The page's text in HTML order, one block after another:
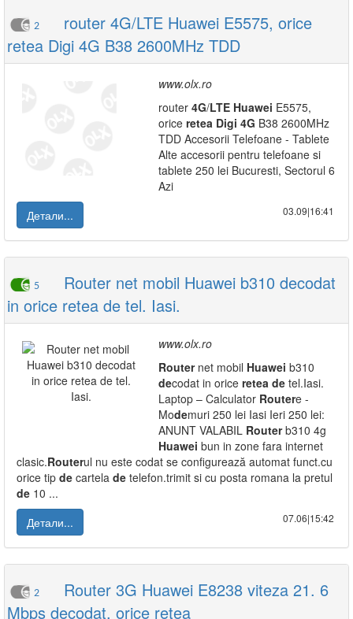
2
router 4G/LTE Huawei E5575, orice
retea Digi 4G B38 2600MHz TDD
www.olx.ro
router 4G/LTE Huawei E5575,
orice retea Digi 4G B38 2600MHz
TDD Accesorii Telefoane - Tablete
Alte accesorii pentru telefoane si
tablete 250 lei Bucuresti, Sectorul 6
Azi
Детали...
03.09|16:41
5
Router net mobil Huawei b310 decodat
in orice retea de tel. Iasi.
www.olx.ro
Routernet mobil Huawei b310
decodat in orice retea de tel.Iasi.
Laptop – Calculator Routere -
Modemuri 250 lei Iasi Ieri 250 lei:
ANUNT VALABIL Routerb310 4g
Huawei bun in zone fara internet
clasic.Routerul nu este codat se configurează automat funct.cu
orice tip de cartela de telefon.trimit si cu posta romana la pretul
de 10 ...
Детали...
07.06|15:42
2
Router 3G Huawei E8238 viteza 21. 6
Mbps decodat, orice retea